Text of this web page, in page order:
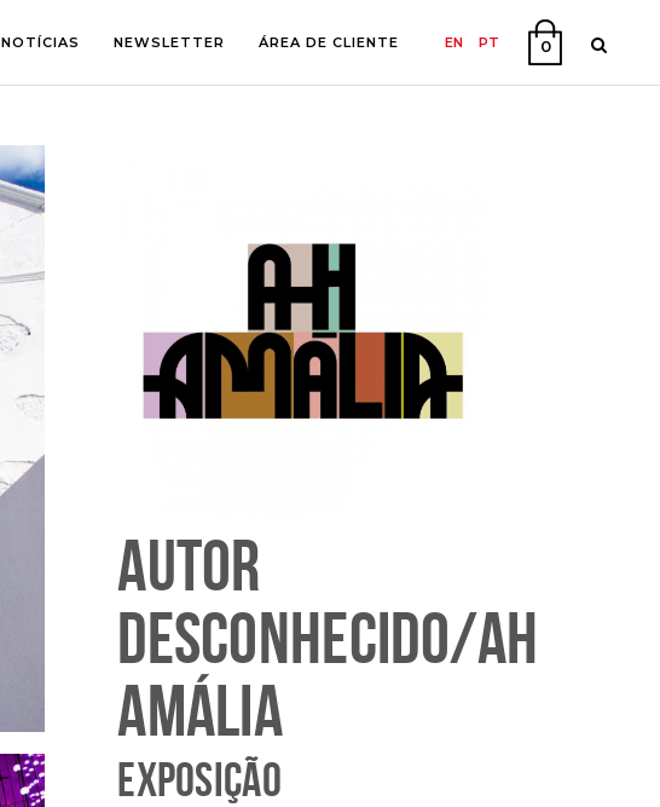
EN PT 0
FOTOGRAFIA
ILUSTRAÇÃO
LETTERING
COMIC ART
NOTÍCIAS NEWSLETTER ÁREA DE CLIENTE
AUTOR
DESCONHECIDO/AH
AMÁLIA
EXPOSIÇÃO